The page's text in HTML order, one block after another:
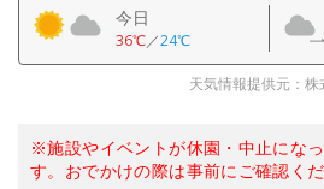
今日
36℃／24℃
天気情報提供元：
※施設やイベントが休園・中止にな
す。おでかけの際は事前にご確認くだ